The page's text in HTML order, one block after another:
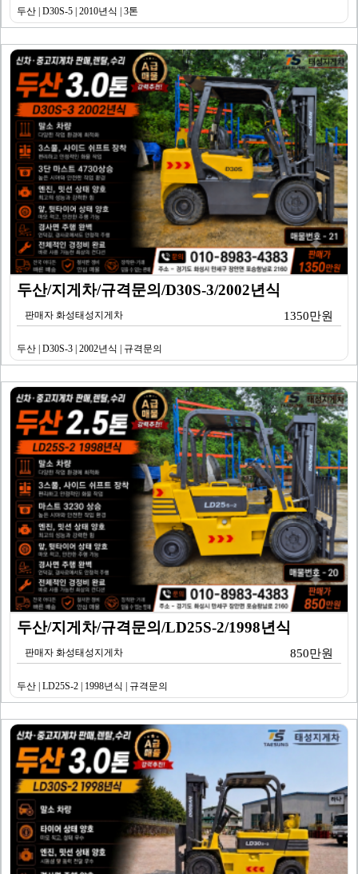
두산 | D30S-5 | 2010년식 | 3톤
두산/지게차/규격문의/D30S-3/2002년식
판매자 화성태성지게차 1350만원
두산 | D30S-3 | 2002년식 | 규격문의
두산/지게차/규격문의/LD25S-2/1998년식
판매자 화성태성지게차 850만원
두산 | LD25S-2 | 1998년식 | 규격문의